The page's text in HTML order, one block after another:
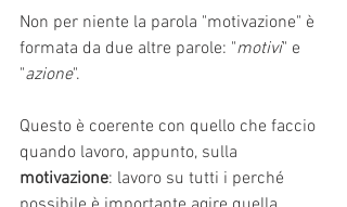
Non per niente la parola "motivazione" è
formata da due altre parole: "motivi" e
"azione".
Questo è coerente con quello che faccio
quando lavoro, appunto, sulla
motivazione: lavoro su tutti i perché